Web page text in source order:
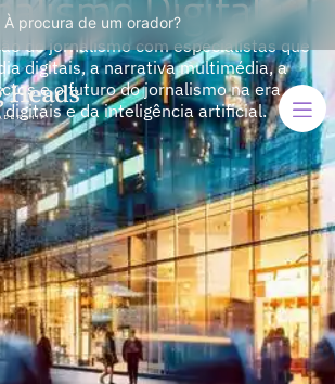
À procura de um orador?
do jornalismo com especialistas que
digitais, a narrativa multimédia, a
e o futuro do jornalismo na era
e da inteligência artificial.